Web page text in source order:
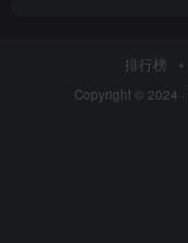
排行榜
Copyright © 2024 ·